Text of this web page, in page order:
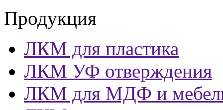
Продукция
ЛКМ для пластика
ЛКМ УФ отверждения
ЛКМ для МДФ и